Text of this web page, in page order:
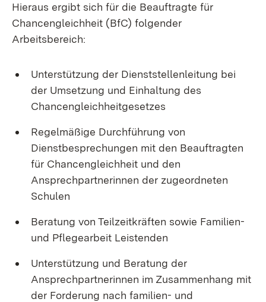
Hieraus ergibt sich für die Beauftragte für
Chancengleichheit (BfC) folgender
Arbeitsbereich:
Unterstützung der Dienststellenleitung bei
der Umsetzung und Einhaltung des
Chancengleichheitgesetzes
Regelmäßige Durchführung von
Dienstbesprechungen mit den Beauftragten
für Chancengleichheit und den
Ansprechpartnerinnen der zugeordneten
Schulen
Beratung von Teilzeitkräften sowie Familien-
und Pflegearbeit Leistenden
Unterstützung und Beratung der
Ansprechpartnerinnen im Zusammenhang mit
der Forderung nach familien- und